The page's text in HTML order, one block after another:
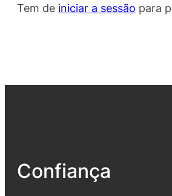
Tem de iniciar a sessão para
Confiança